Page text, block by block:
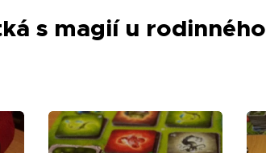
s magií u rodinného